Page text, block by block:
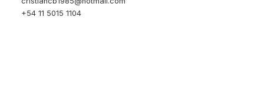
+54 11 5015 1104